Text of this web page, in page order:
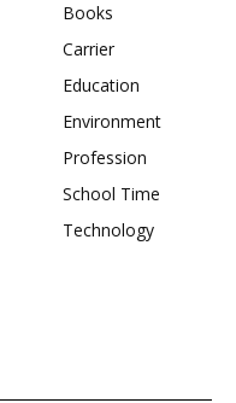
Books
Carrier
Education
Environment
Profession
School Time
Technology